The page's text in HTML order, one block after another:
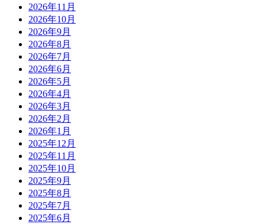
2026年11月
2026年10月
2026年9月
2026年8月
2026年7月
2026年6月
2026年5月
2026年4月
2026年3月
2026年2月
2026年1月
2025年12月
2025年11月
2025年10月
2025年9月
2025年8月
2025年7月
2025年6月